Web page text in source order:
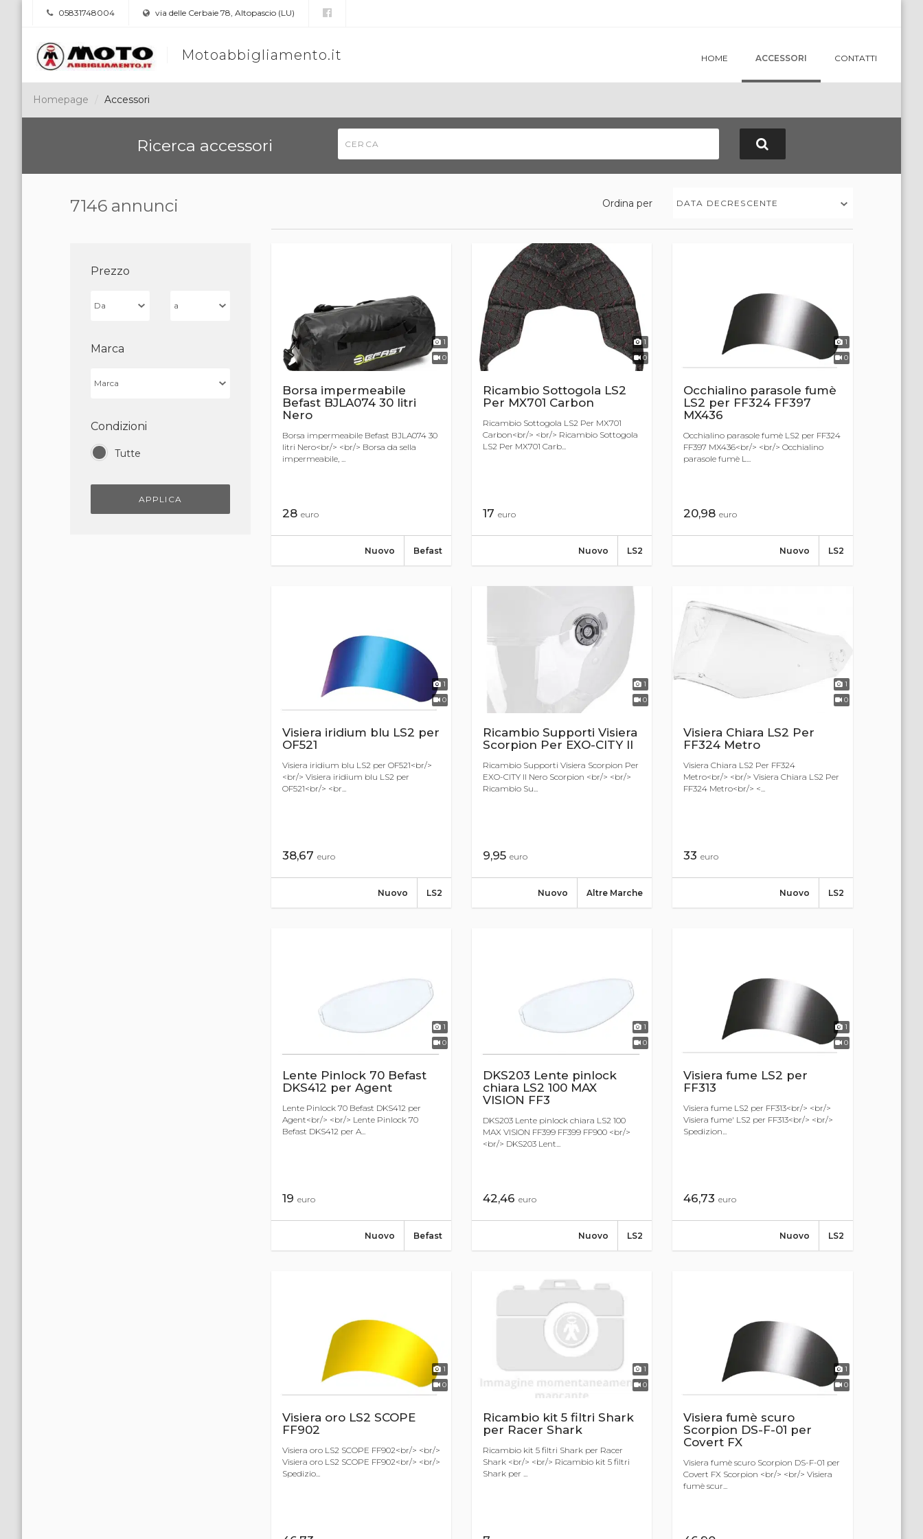
05831748004 via delle Cerbaie 78, Altopascio (LU)
Motoabbigliamento.it HOME ACCESSORI CONTATTI
Homepage Accessori
Ricerca accessori
7146 annunci Ordina per DATA DECRESCENTE
Prezzo
Marca
Condizioni
Tutte
APPLICA
1
0
Borsa impermeabile
Befast BJLA074 30 litri
Nero
Borsa impermeabile Befast BJLA074 30
litri Nero<br/> <br/> Borsa da sella
impermeabile, ...
28 euro
Befast
Nuovo
1
0
Ricambio Sottogola LS2
Per MX701 Carbon
Ricambio Sottogola LS2 Per MX701
Carbon<br/> <br/> Ricambio Sottogola
LS2 Per MX701 Carb...
17 euro
LS2
Nuovo
1
0
Occhialino parasole fumè
LS2 per FF324 FF397
MX436
Occhialino parasole fumè LS2 per FF324
FF397 MX436<br/> <br/> Occhialino
parasole fumè L...
20,98euro
LS2
Nuovo
1
0
Visiera iridium blu LS2 per
OF521
Visiera iridium blu LS2 per OF521<br/>
<br/> Visiera iridium blu LS2 per
OF521<br/> <br...
38,67 euro
LS2
Nuovo
1
0
Ricambio Supporti Visiera
Scorpion Per EXO-CITY II
Ricambio Supporti Visiera Scorpion Per
EXO-CITY II Nero Scorpion <br/> <br/>
Ricambio Su...
9,95 euro
Altre Marche
Nuovo
1
0
Visiera Chiara LS2 Per
FF324 Metro
Visiera Chiara LS2 Per FF324
Metro<br/> <br/> Visiera Chiara LS2 Per
FF324 Metro<br/> <...
33euro
LS2
Nuovo
1
0
Lente Pinlock 70 Befast
DKS412 per Agent
Lente Pinlock 70 Befast DKS412 per
Agent<br/> <br/> Lente Pinlock 70
Befast DKS412 per A...
19 euro
Befast
Nuovo
1
0
DKS203 Lente pinlock
chiara LS2 100 MAX
VISION FF3
DKS203 Lente pinlock chiara LS2 100
MAX VISION FF399 FF399 FF900 <br/>
<br/> DKS203 Lent...
42,46 euro
LS2
Nuovo
1
0
Visiera fume LS2 per
FF313
Visiera fume LS2 per FF313<br/> <br/>
Visiera fume' LS2 per FF313<br/> <br/>
Spedizion...
46,73euro
LS2
Nuovo
1
0
Visiera oro LS2 SCOPE
FF902
Visiera oro LS2 SCOPE FF902<br/> <br/>
Visiera oro LS2 SCOPE FF902<br/> <br/>
Spedizio...
1
0
Ricambio kit 5 filtri Shark
per Racer Shark
Ricambio kit 5 filtri Shark per Racer
Shark <br/> <br/> Ricambio kit 5 filtri
Shark per ...
1
0
Visiera fumè scuro
Scorpion DS-F-01 per
Covert FX
Visiera fumè scuro Scorpion DS-F-01 per
Covert FX Scorpion <br/> <br/> Visiera
fumè scur...